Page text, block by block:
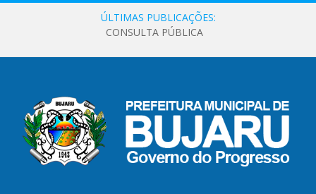
ÚLTIMAS PUBLICAÇÕES:
CONSULTA PÚBLICA